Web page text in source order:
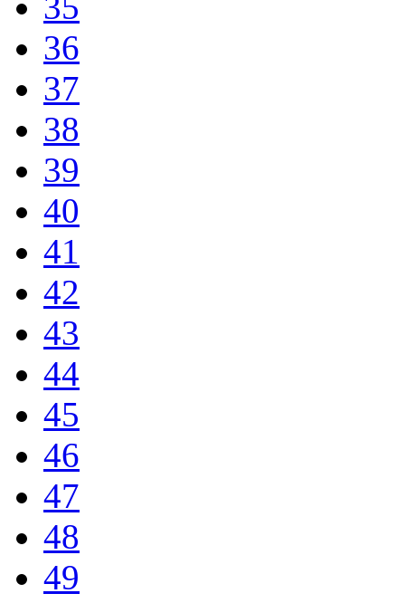
36
37
38
39
40
41
42
43
44
45
46
47
48
49